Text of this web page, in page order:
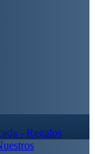
- Regalos